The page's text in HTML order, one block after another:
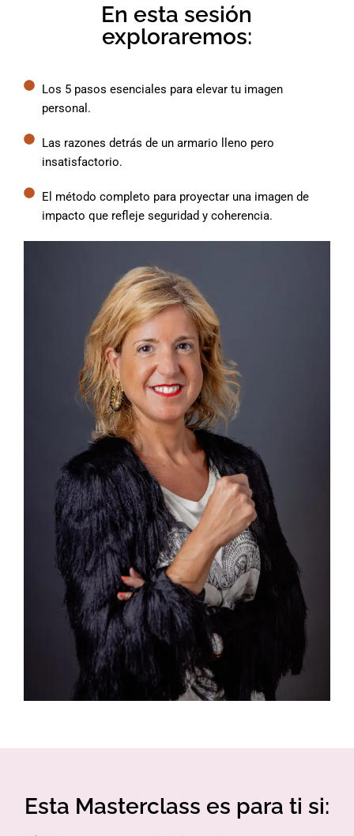
En esta sesión
exploraremos:
Los 5 pasos esenciales para elevar tu imagen
personal.
Las razones detrás de un armario lleno pero
insatisfactorio.
El método completo para proyectar una imagen de
impacto que refleje seguridad y coherencia.
Esta Masterclass es para ti si: